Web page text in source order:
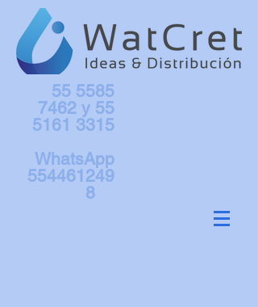
55 5585
7462 y 55
5161 3315
WhatsApp
554461249
8